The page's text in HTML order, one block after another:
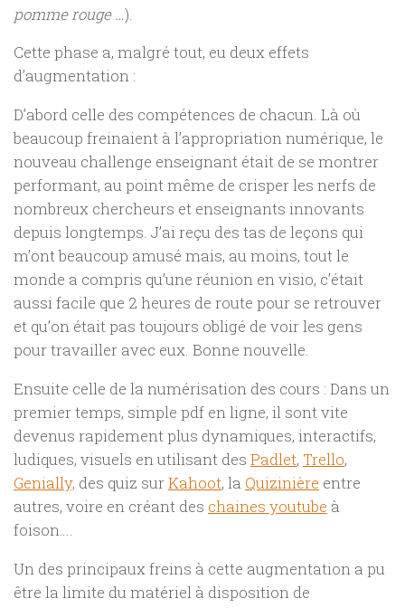
pomme rouge …).
Cette phase a, malgré tout, eu deux effets
d’augmentation :
D’abord celle des compétences de chacun. Là où
beaucoup freinaient à l’appropriation numérique, le
nouveau challenge enseignant était de se montrer
performant, au point même de crisper les nerfs de
nombreux chercheurs et enseignants innovants
depuis longtemps. J’ai reçu des tas de leçons qui
m’ont beaucoup amusé mais, au moins, tout le
monde a compris qu’une réunion en visio, c’était
aussi facile que 2 heures de route pour se retrouver
et qu’on était pas toujours obligé de voir les gens
pour travailler avec eux. Bonne nouvelle.
Ensuite celle de la numérisation des cours : Dans un
premier temps, simple pdf en ligne, il sont vite
devenus rapidement plus dynamiques, interactifs,
ludiques, visuels en utilisant des Padlet, Trello,
Genially, des quiz surKahoot, la Quizinière entre
autres, voire en créant des chaines youtube à
foison….
Un des principaux freins à cette augmentation a pu
être la limite du matériel à disposition de